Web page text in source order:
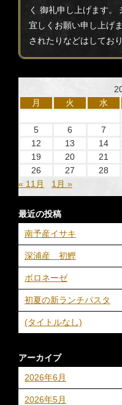
く 御礼申し上げます。
宜しくお願い申し上げ
されたりなどはしてお
月
火 水
5
6 7
12
13 14
19
20 21
26
27 28
« 11月
1月 »
最近の投稿
南予産イサキ
深浦産 初鰹
ボロネーゼ
初夏の新ランチパスタ
(タイトルなし)
アーカイブ
2026年6月
2026年5月